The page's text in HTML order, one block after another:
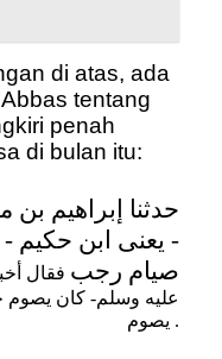
di atas, ada
tentang
penah
di bulan itu:
حدثنا إبراهيم
- يعنى ابن حكيم
صيام رجب فقال
عليه وسلم- كان يصوم
يصوم .